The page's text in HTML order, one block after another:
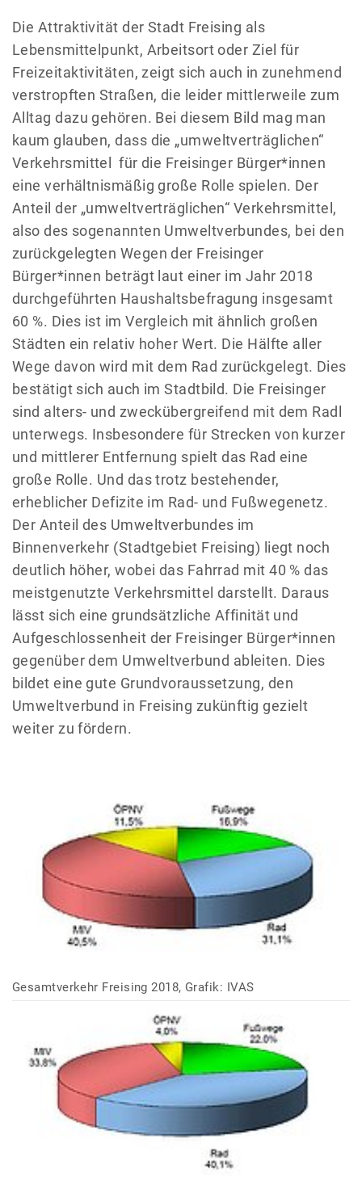
Die Attraktivität der Stadt Freising als
Lebensmittelpunkt, Arbeitsort oder Ziel für
Freizeitaktivitäten, zeigt sich auch in zunehmend
verstropften Straßen, die leider mittlerweile zum
Alltag dazu gehören. Bei diesem Bild mag man
kaum glauben, dass die „umweltverträglichen“
Verkehrsmittel für die Freisinger Bürger*innen
eine verhältnismäßig große Rolle spielen. Der
Anteil der „umweltverträglichen“ Verkehrsmittel,
also des sogenannten Umweltverbundes, bei den
zurückgelegten Wegen der Freisinger
Bürger*innen beträgt laut einer im Jahr 2018
durchgeführten Haushaltsbefragung insgesamt
60 %. Dies ist im Vergleich mit ähnlich großen
Städten ein relativ hoher Wert. Die Hälfte aller
Wege davon wird mit dem Rad zurückgelegt. Dies
bestätigt sich auch im Stadtbild. Die Freisinger
sind alters- und zweckübergreifend mit dem Radl
unterwegs. Insbesondere für Strecken von kurzer
und mittlerer Entfernung spielt das Rad eine
große Rolle. Und das trotz bestehender,
erheblicher Defizite im Rad- und Fußwegenetz.
Der Anteil des Umweltverbundes im
Binnenverkehr (Stadtgebiet Freising) liegt noch
deutlich höher, wobei das Fahrrad mit 40 % das
meistgenutzte Verkehrsmittel darstellt. Daraus
lässt sich eine grundsätzliche Affinität und
Aufgeschlossenheit der Freisinger Bürger*innen
gegenüber dem Umweltverbund ableiten. Dies
bildet eine gute Grundvoraussetzung, den
Umweltverbund in Freising zukünftig gezielt
weiter zu fördern.
Gesamtverkehr Freising 2018, Grafik: IVAS